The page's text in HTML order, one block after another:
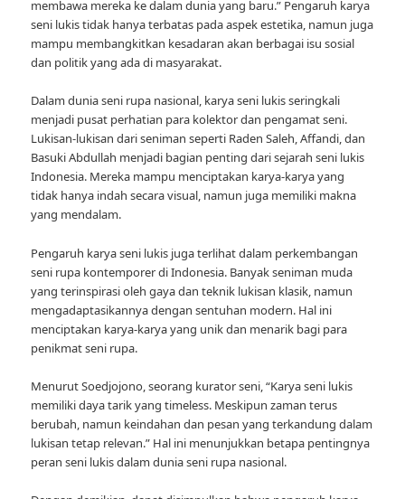
membawa mereka ke dalam dunia yang baru.” Pengaruh karya
seni lukis tidak hanya terbatas pada aspek estetika, namun juga
mampu membangkitkan kesadaran akan berbagai isu sosial
dan politik yang ada di masyarakat.
Dalam dunia seni rupa nasional, karya seni lukis seringkali
menjadi pusat perhatian para kolektor dan pengamat seni.
Lukisan-lukisan dari seniman seperti Raden Saleh, Affandi, dan
Basuki Abdullah menjadi bagian penting dari sejarah seni lukis
Indonesia. Mereka mampu menciptakan karya-karya yang
tidak hanya indah secara visual, namun juga memiliki makna
yang mendalam.
Pengaruh karya seni lukis juga terlihat dalam perkembangan
seni rupa kontemporer di Indonesia. Banyak seniman muda
yang terinspirasi oleh gaya dan teknik lukisan klasik, namun
mengadaptasikannya dengan sentuhan modern. Hal ini
menciptakan karya-karya yang unik dan menarik bagi para
penikmat seni rupa.
Menurut Soedjojono, seorang kurator seni, “Karya seni lukis
memiliki daya tarik yang timeless. Meskipun zaman terus
berubah, namun keindahan dan pesan yang terkandung dalam
lukisan tetap relevan.” Hal ini menunjukkan betapa pentingnya
peran seni lukis dalam dunia seni rupa nasional.